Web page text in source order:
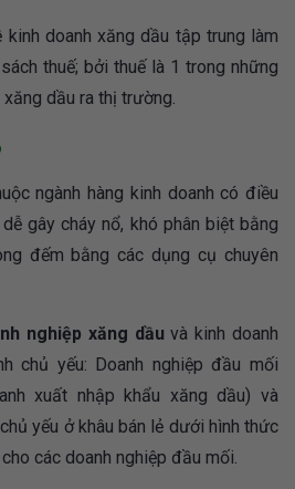
doanh xăng dầu tập trung làm
thuế; bởi thuế là 1 trong những
dầu ra thị trường.
ngành hàng kinh doanh có điều
gây cháy nổ, khó phân biệt bằng
đếm bằng các dụng cụ chuyên
nghiệp xăng dầu và kinh doanh
chủ yếu: Doanh nghiệp đầu mối
xuất nhập khẩu xăng dầu) và
yếu ở khâu bán lẻ dưới hình thức
các doanh nghiệp đầu mối.